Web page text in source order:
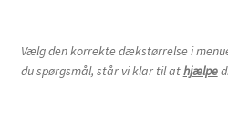
Vælg den korrekte dækstørrelse i
du spørgsmål, står vi klar til athjælpe